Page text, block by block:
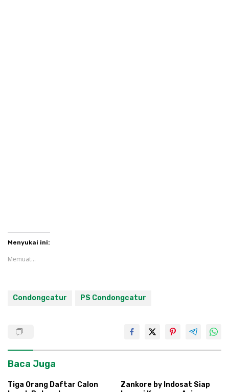
Menyukai ini:
Memuat...
Condongcatur PS Condongcatur
Baca Juga
Tiga Orang Daftar Calon
Zankore by Indosat Siap